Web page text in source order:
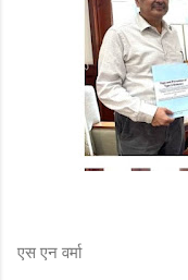
एस एन वर्मा